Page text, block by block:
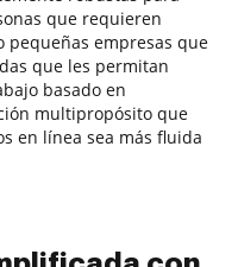
que requieren
pequeñas empresas que
que les permitan
basado en
multipropósito que
en línea sea más fluida